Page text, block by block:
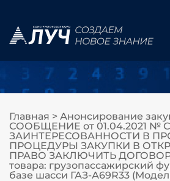
Главная > Анонсирование
СООБЩЕНИЕ от 01.04.2021 №
ЗАИНТЕРЕСОВАННОСТИ В
ПРОЦЕДУРЫ ЗАКУПКИ В
ПРАВО ЗАКЛЮЧИТЬ ДОГОВОР
товара: грузопассажирский
базе шасси ГАЗ-А69R33